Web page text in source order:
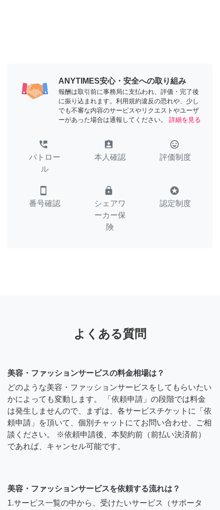
ANYTIMES安心・安全への取り組み
報酬は取引前に事務局に支払われ、評価・完了後
に振り込まれます。利用規約違反の恐れや、少し
でも不審な内容のサービスやリクエストやユーザ
ーがあった場合は通報してください。
詳細を見る
perm_phone_msg
パトロー
ル
assignment_ind
本人確認
tag_faces
評価制度
smartphone
番号確認
lock
シェアワ
ーカー保
険
stars
認定制度
よくある質問
美容・ファッションサービスの料金相場は？
どのような美容・ファッションサービスをしてもらいたい
かによっても変動します。 「依頼申請」の段階では料金
は発生しませんので、まずは、各サービスチケットに「依
頼申請」を頂いて、個別チャットにてお問い合わせ、ご相
談ください。 ※依頼申請後、本契約前（前払い決済前）
であれば、キャンセル可能です。
美容・ファッションサービスを依頼する流れは？
1.サービス一覧の中から、受けたいサービス（サポータ